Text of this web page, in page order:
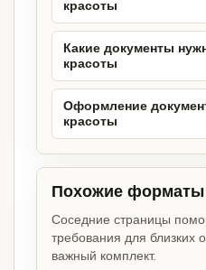
красоты
Какие документы
красоты
Оформление
красоты
Похожие форматы
Соседние страницы
требования для близких
важный комплект.